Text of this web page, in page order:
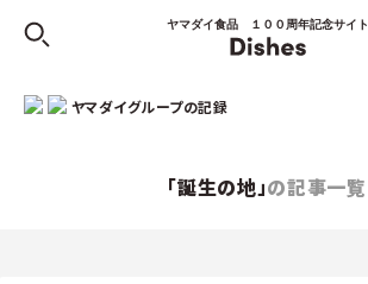
ヤマダイ食品 １００周年記念サイト
ヤマダイグループの記録
「誕生の地」の記事一覧